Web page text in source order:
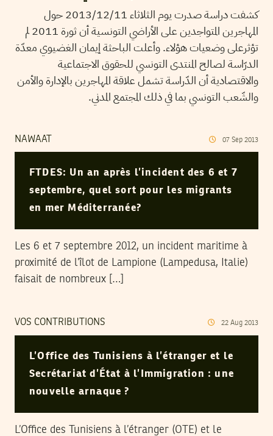
كشفت دراسة صدرت يوم الثلاثاء 2013/12/11 حول
المهاجرين المتواجدين على الأراضي التونسية أن ثورة 2011 لم
تؤثرعلى وضعيات هؤلاء. وأعلت الباحثة إيمان الغضيوي معدّة
الدرّاسة لصالح المنتدى التونسي للحقوق الاجتماعية
والاقتصادية أن الدّراسة تشمل علاقة المهاجرين بالإدارة والأمن
والشّعب التونسي بما في ذلك المجتمع المدني.
NAWAAT 07 Sep 2013
FTDES: Un an après l’incident des 6 et 7
septembre, quel sort pour les migrants
en mer Méditerranée?
Les 6 et 7 septembre 2012, un incident maritime à
proximité de l’îlot de Lampione (Lampedusa, Italie)
faisait de nombreux […]
VOS CONTRIBUTIONS 22 Aug 2013
L’Office des Tunisiens à l’étranger et le
Secrétariat d’État à l’Immigration : une
nouvelle arnaque ?
L’Office des Tunisiens à l’étranger (OTE) et le